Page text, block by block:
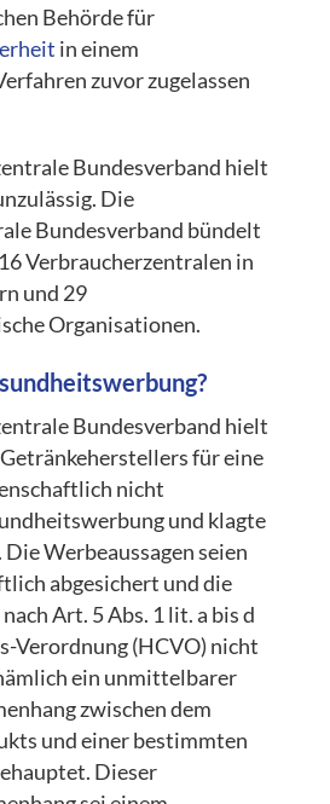
Behörde für
in einem
zuvor zugelassen
Bundesverband hielt
Die
Bundesverband bündelt
Verbraucherzentralen in
und 29
Organisationen.
Bundesverband hielt
für eine
nicht
und klagte
Werbeaussagen seien
abgesichert und die
Art. 5 Abs. 1 lit. a bis d
Verordnung (HCVO) nicht
ein unmittelbarer
zwischen dem
und einer bestimmten
Dieser